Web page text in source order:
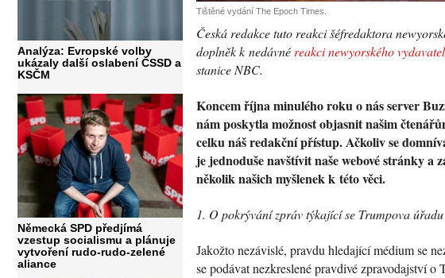
Analýza: Evropské volby
ukázaly další oslabení ČSSD a
KSČM
Německá SPD předjímá
vzestup socialismu a plánuje
vytvoření rudo-rudo-zelené
aliance
Tištěné vydání The Epoch Times.
Česká redakce tuto reakci šéfredaktora
doplněk k nedávnéreakci newyorského
stanice NBC.
Koncem října minulého roku o nás server
nám poskytla možnost objasnit našim
celku náš redakční přístup. Ačkoliv se
je jednoduše navštívit naše webové stránky a
několik našich myšlenek k této věci.
1. O pokrývání zpráv týkající se Trumpova
Jakožto nezávislé, pravdu hledající médium se
se podávat nezkreslené pravdivé zpravodajství o